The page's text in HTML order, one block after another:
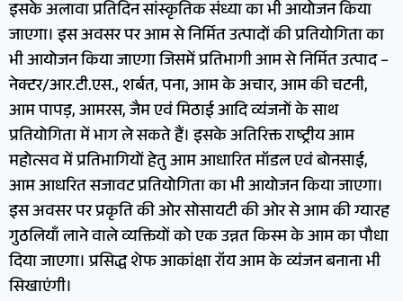
इसके अलावा प्रतिदिन सांस्कृतिक संध्या का भी आयोजन किया
जाएगा। इस अवसर पर आम से निर्मित उत्पादों की प्रतियोगिता का
भी आयोजन किया जाएगा जिसमें प्रतिभागी आम से निर्मित उत्पाद –
नेक्टर/आर.टी.एस., शर्बत, पना, आम के अचार, आम की चटनी,
आम पापड़, आमरस, जैम एवं मिठाई आदि व्यंजनों के साथ
प्रतियोगिता में भाग ले सकते हैं। इसके अतिरिक्त राष्ट्रीय आम
महोत्सव में प्रतिभागियों हेतु आम आधारित मॉडल एवं बोनसाई,
आम आधरित सजावट प्रतियोगिता का भी आयोजन किया जाएगा।
इस अवसर पर प्रकृति की ओर सोसायटी की ओर से आम की ग्यारह
गुठलियाँ लाने वाले व्यक्तियों को एक उन्नत किस्म के आम का पौधा
दिया जाएगा। प्रसिद्ध शेफ आकांक्षा रॉय आम के व्यंजन बनाना भी
सिखाएंगी।